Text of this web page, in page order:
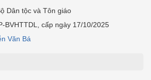
Dân tộc và Tôn giáo
BVHTTDL, cấp ngày 17/10/2025
Văn Bá